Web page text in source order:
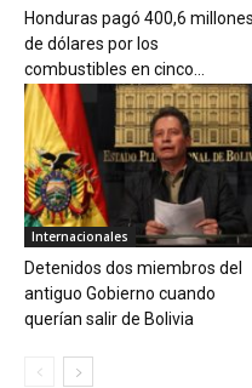
Honduras pagó 400,6 millones
de dólares por los
combustibles en cinco...
Internacionales
Detenidos dos miembros del
antiguo Gobierno cuando
querían salir de Bolivia